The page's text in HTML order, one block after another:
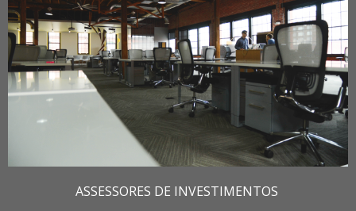
ASSESSORES DE INVESTIMENTOS